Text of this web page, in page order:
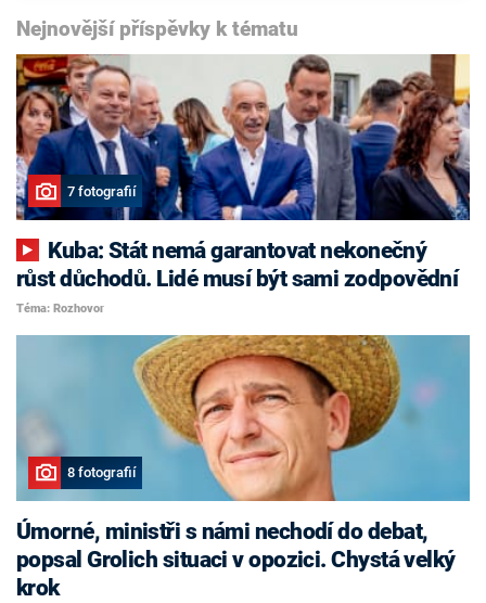
Nejnovější příspěvky k tématu
7 fotografií
růst důchodů. Lidé musí být sami zodpovědní
Téma: Rozhovor
8 fotografií
Úmorné, ministři s námi nechodí do debat,
popsal Grolich situaci v opozici. Chystá velký
krok